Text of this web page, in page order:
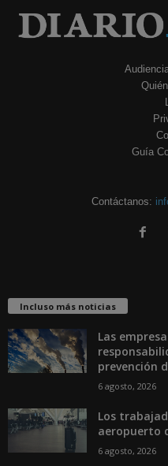
Guía
Contáctanos:
Incluso más noticias
Las
prevención
6 agosto, 2026
Los
aeropuerto
6 agosto, 2026